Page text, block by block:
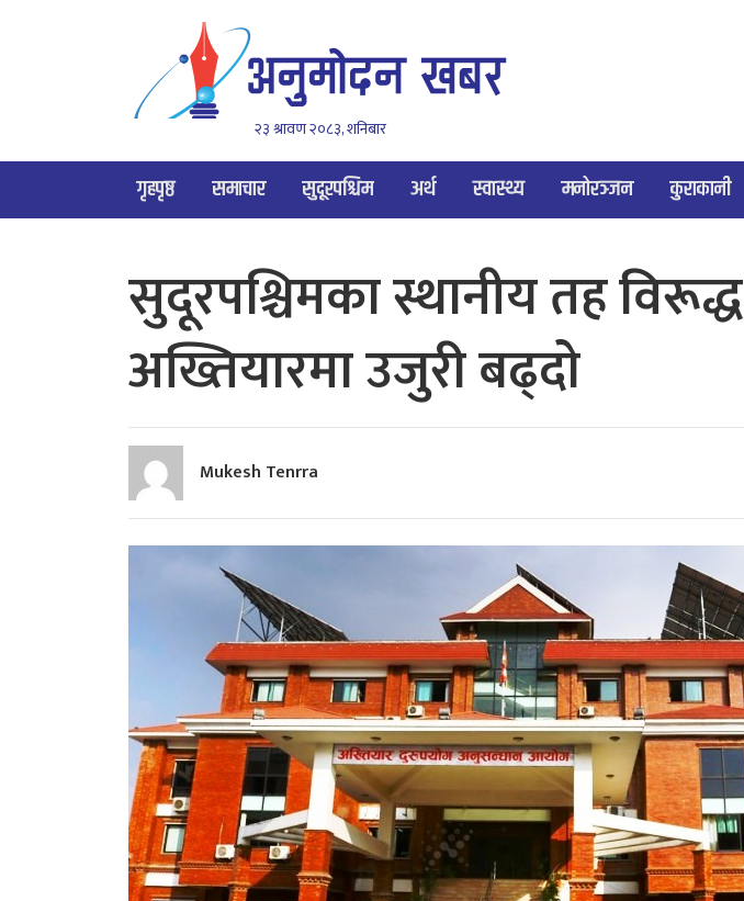
२३ श्रावण २०८३, शनिबार
गृहपृष्ठ समाचार सुदूरपश्चिम अर्थ स्वास्थ्य मनोरञ्जन कुराकानी
सुदूरपश्चिमका स्थानीय तह विरूद्ध
अख्तियारमा उजुरी बढ्दाे
Mukesh Tenrra